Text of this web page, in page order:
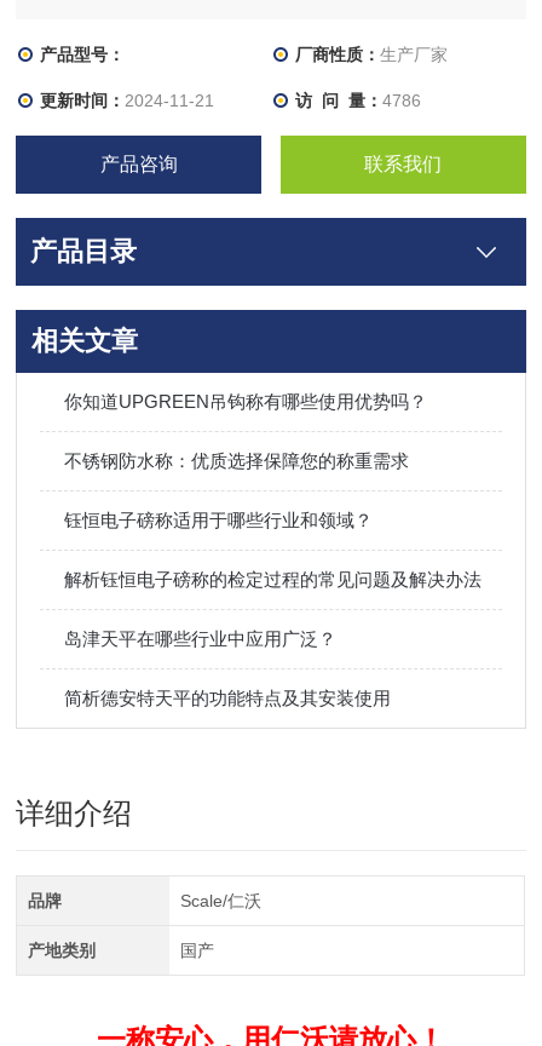
产品型号： 厂商性质： 生产厂家
更新时间： 2024-11-21 访 问 量： 4786
产品咨询 联系我们
产品目录
相关文章
你知道UPGREEN吊钩称有哪些使用优势吗？
不锈钢防水称：优质选择保障您的称重需求
钰恒电子磅称适用于哪些行业和领域？
解析钰恒电子磅称的检定过程的常见问题及解决办法
岛津天平在哪些行业中应用广泛？
简析德安特天平的功能特点及其安装使用
详细介绍
品牌 Scale/仁沃
产地类别 国产
一称安心，用仁沃请放心！